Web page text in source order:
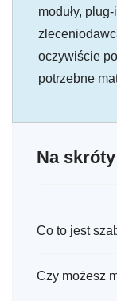
moduły,
oczywiście
potrzebne
Na
Co to jest
Czy możesz